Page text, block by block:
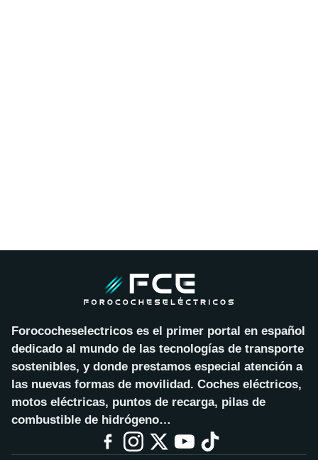
Forococheselectricos es el primer portal en español
dedicado al mundo de las tecnologías de transporte
sostenibles, y donde prestamos especial atención a
las nuevas formas de movilidad. Coches eléctricos,
motos eléctricas, puntos de recarga, pilas de
combustible de hidrógeno…